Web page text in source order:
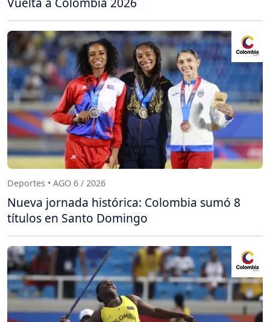
Deportes • AGO 6 / 2026
Nueva jornada histórica: Colombia sumó 8
títulos en Santo Domingo